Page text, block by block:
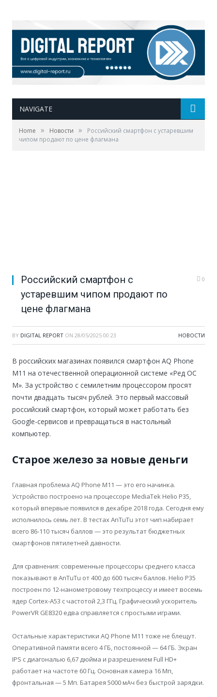
NAVIGATE
Home » Новости »
Российский смартфон с устаревшим
чипом продают по цене флагмана
Российский смартфон с
устаревшим чипом продают по
цене флагмана
0
BY DIGITAL REPORT ON 28/05/2025 00:23 НОВОСТИ
В российских магазинах появился смартфон AQ Phone
M11 на отечественной операционной системе «Ред ОС
М». За устройство с семилетним процессором просят
почти двадцать тысяч рублей. Это первый массовый
российский смартфон, который может работать без
Google-сервисов и превращаться в настольный
компьютер.
Старое железо за новые деньги
Главная проблема AQ Phone M11 — это его начинка.
Устройство построено на процессоре MediaTek Helio P35,
который впервые появился в декабре 2018 года. Сегодня ему
исполнилось семь лет. В тестах AnTuTu этот чип набирает
всего 86-110 тысяч баллов — это результат бюджетных
смартфонов пятилетней давности.
Для сравнения: современные процессоры среднего класса
показывают в AnTuTu от 400 до 600 тысяч баллов. Helio P35
построен по 12-нанометровому техпроцессу и имеет восемь
ядер Cortex-A53 с частотой 2,3 ГГц. Графический ускоритель
PowerVR GE8320 едва справляется с простыми играми.
Остальные характеристики AQ Phone M11 тоже не блещут.
Оперативной памяти всего 4 ГБ, постоянной — 64 ГБ. Экран
IPS с диагональю 6,67 дюйма и разрешением Full HD+
работает на частоте 60 Гц. Основная камера 16 Мп,
фронтальная — 5 Мп. Батарея 5000 мАч без быстрой зарядки.